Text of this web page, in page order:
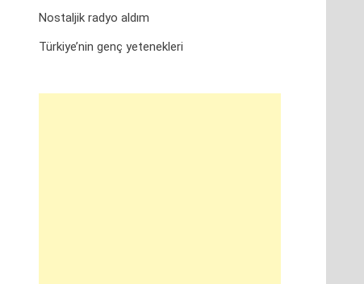
Nostaljik radyo aldım
Türkiye’nin genç yetenekleri